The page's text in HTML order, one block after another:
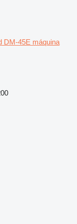
DM-45E máquina